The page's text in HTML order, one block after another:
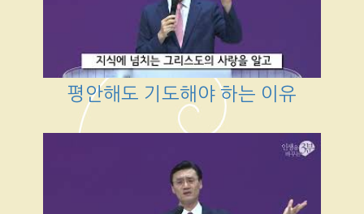
평안해도 기도해야 하는 이유